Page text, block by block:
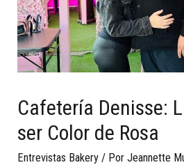
Cafetería Denisse:
ser Color de Rosa
Entrevistas Bakery / PorJeannette